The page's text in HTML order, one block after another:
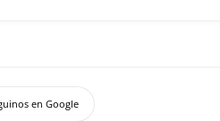
en Google